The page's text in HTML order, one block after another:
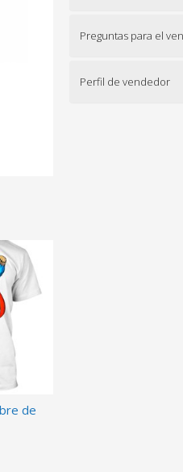
de
Preguntas para el
Perfil de vendedor